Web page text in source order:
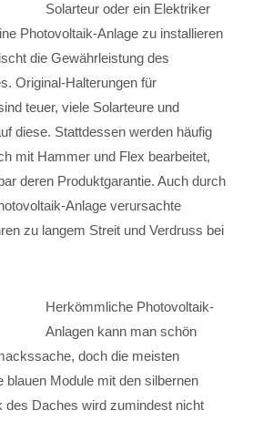
Solarteur oder ein Elektriker
Photovoltaik-Anlage zu installieren
die Gewährleistung des
Original-Halterungen für
teuer, viele Solarteure und
diese. Stattdessen werden häufig
mit Hammer und Flex bearbeitet,
deren Produktgarantie. Auch durch
Anlage verursachte
zu langem Streit und Verdruss bei
Herkömmliche Photovoltaik-
Anlagen kann man schön
doch die meisten
blauen Module mit den silbernen
des Daches wird zumindest nicht